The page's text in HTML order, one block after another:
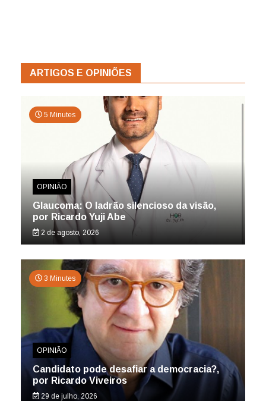
ARTIGOS E OPINIÕES
5 Minutes
OPINIÃO
Glaucoma: O ladrão silencioso da visão,
por Ricardo Yuji Abe
2 de agosto, 2026
3 Minutes
OPINIÃO
Candidato pode desafiar a democracia?,
por Ricardo Viveiros
29 de julho, 2026